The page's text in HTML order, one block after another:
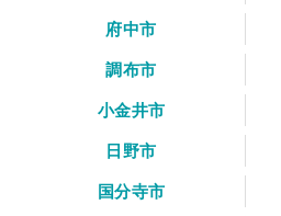
府中市
調布市
小金井市
日野市
国分寺市